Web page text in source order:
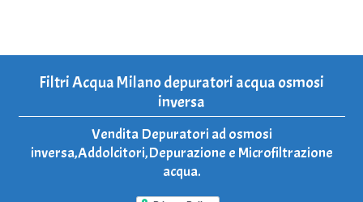
Filtri Acqua Milano depuratori acqua osmosi
inversa
Vendita Depuratori ad osmosi
inversa,Addolcitori,Depurazione e Microfiltrazione
acqua.